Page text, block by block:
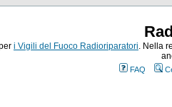
i Vigili del Fuoco Radioriparatori. Nella
FAQ